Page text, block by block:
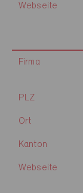
Webseite
Firma
PLZ
Ort
Kanton
Webseite